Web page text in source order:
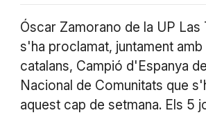
Óscar Zamorano de la UP Las
s'ha proclamat, juntament
catalans, Campió d'Espanya
Nacional de Comunitats que
aquest cap de setmana. Els 5